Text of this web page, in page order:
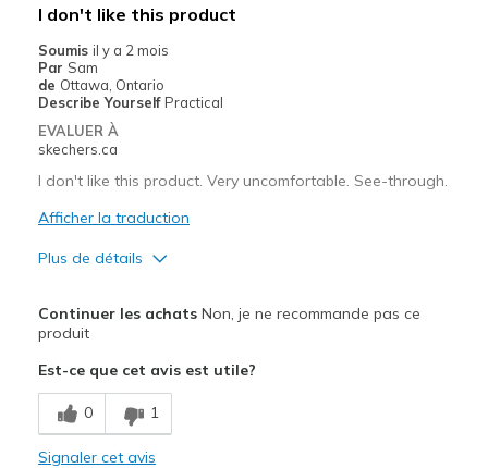
Les meilleures utilisations
Going Out
Feels true to size
View On Shoes
Shoes are for Wearing
I don't like this product
Soumis il y a 2 mois
Par Sam
de Ottawa, Ontario
Describe Yourself Practical
EVALUER À
skechers.ca
I don't like this product. Very uncomfortable. See-through.
Afficher la traduction
Plus de détails
Poor Cushioning
Poor Quality
see-through
uncomfortable
Continuer les achatsNon, je ne recommande pas ce
produit
Est-ce que cet avis est utile?
0 1
Signaler cet avis